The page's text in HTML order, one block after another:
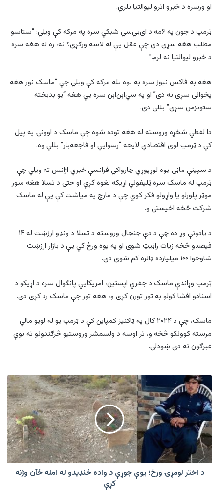
او ورسره د خبرو اترو لیوالتیا نلري.
ټرمپ د جون په ۶مه د ای‌بي‌سي شبکې سره په مرکه کې ویلي: “ستاسو
مطلب هغه سړی دی چې عقل یې له لاسه ورکړی؟ نه، زه له هغه سره
د خبرو لیوالتیا نه لرم.”
هغه په فاکس نیوز سره په یوه بله مرکه کې ویلي چې “ماسک نور هغه
پخوانی سړی نه دی” او په سي‌اېن‌اېن سره یې هغه “یو بدبخته
ستونزمن سړی” بللی دی.
دا لفظي شخړه وروسته له هغه توده شوه چې ماسک د اوونۍ په پیل
کې د ټرمپ لوی اقتصادي لایحه “رسوايي او فاجعه‌بار” بللې وه.
د سپینې ماڼۍ یوه لوړپوړي چارواکي فرانسې خبري اژانس ته ویلي چې
ټرمپ له ماسک سره ټلیفوني اړیکه لغوه کړې او حتی د تسلا هغه سور
موټر پلورلو یا واړولو فکر کوي چې د مارچ په میاشت کې یې له ماسک
شرکت څخه اخیستی و.
د یادونې وړ ده چې د دې جنجال وروسته د تسلا د ونډو ارزښت له ۱۴
فیصدو څخه زیات راټیټ شوی او په یوه ورځ کې یې د بازار ارزښت
شاوخوا ۱۰۰ میلیارده ډالره کم شوی دی.
ټرمپ وړاندې ماسک د جفري اپستین، امریکايي پانګوال سره د اړیکو د
اسنادو افشا کولو په تور تورن کړی و، هغه تور چې ماسک رد کړی دی.
ماسک، چې د ۲۰۲۴ کال په ټاکنیز کمپاین کې د ټرمپ یو له لویو مالي
مرسته کوونکو څخه و، تر اوسه د ولسمشر وروستیو څرګندونو ته نوې
غبرګون نه دی ښودلی.
اختر
لومړۍ
ورځ؛
یوې
جوړې
د
واده
ځنډیدو
د اختر لومړۍ ورځ؛ یوې جوړې د واده ځنډیدو له امله ځآن وژنه
کړې